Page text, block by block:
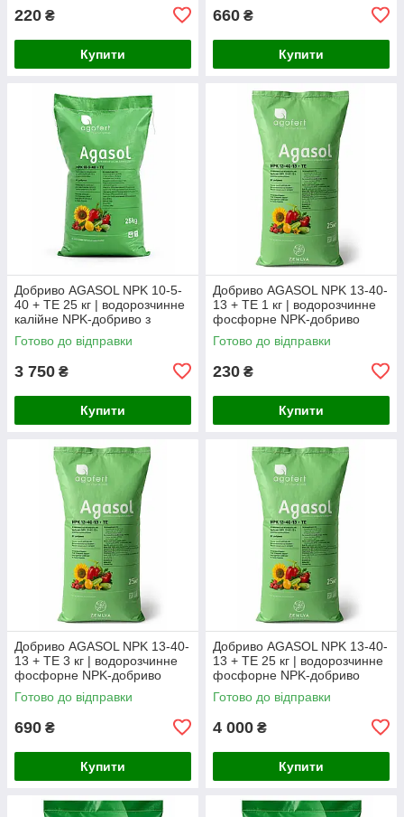
220 ₴
Купити
660 ₴
Купити
Добриво AGASOL NPK 10-5-
40 + TE 25 кг | водорозчинне
калійне NPK-добриво з
мікроелементами, Італія
(заводський мішок)
Готово до відправки
3 750 ₴
Купити
Добриво AGASOL NPK 13-40-
13 + TE 1 кг | водорозчинне
фосфорне NPK-добриво
Готово до відправки
230 ₴
Купити
Добриво AGASOL NPK 13-40-
13 + TE 3 кг | водорозчинне
фосфорне NPK-добриво
(фасоване з мішка)
Готово до відправки
690 ₴
Купити
Добриво AGASOL NPK 13-40-
13 + TE 25 кг | водорозчинне
фосфорне NPK-добриво
Готово до відправки
4 000 ₴
Купити